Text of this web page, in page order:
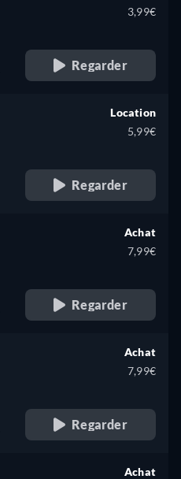
3,99€
Regarder
Location
5,99€
Regarder
Achat
7,99€
Regarder
Achat
7,99€
Regarder
Achat